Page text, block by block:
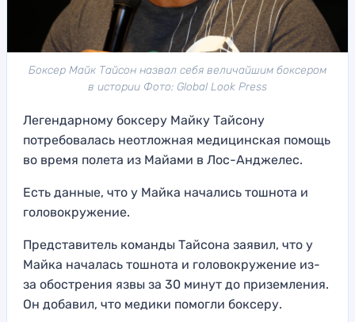
Боксер Майк Тайсон назвал себя величайшим боксером
в истории Фото: Global Look Press
Легендарному боксеру Майку Тайсону
потребовалась неотложная медицинская помощь
во время полета из Майами в Лос-Анджелес.
Есть данные, что у Майка начались тошнота и
головокружение.
Представитель команды Тайсона заявил, что у
Майка началась тошнота и головокружение из-
за обострения язвы за 30 минут до приземления.
Он добавил, что медики помогли боксеру.